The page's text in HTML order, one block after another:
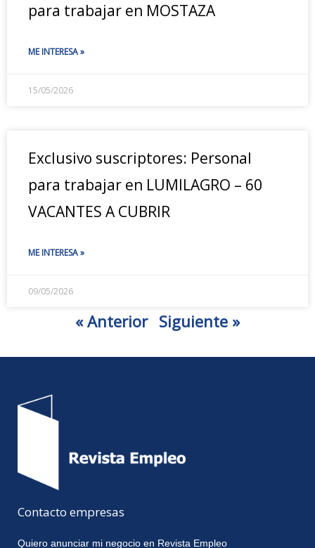
para trabajar en MOSTAZA
ME INTERESA »
15/05/2026
Exclusivo suscriptores: Personal
para trabajar en LUMILAGRO – 60
VACANTES A CUBRIR
ME INTERESA »
09/05/2026
« Anterior Siguiente »
Contacto empresas
Quiero anunciar mi negocio en Revista Empleo